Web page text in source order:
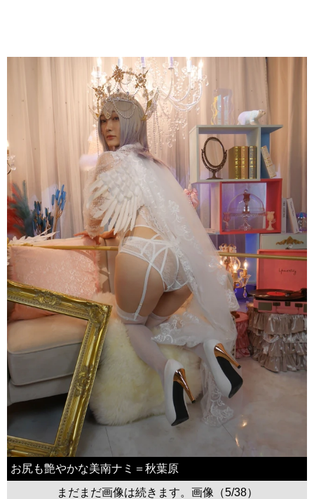
お尻も艶やかな美南ナミ＝秋葉原
まだまだ画像は続きます。画像（5/38）